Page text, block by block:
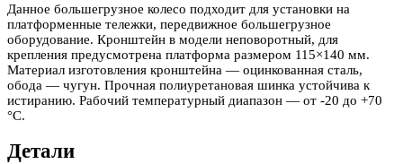
Данное большегрузное колесо подходит для установки на
платформенные тележки, передвижное большегрузное
оборудование. Кронштейн в модели неповоротный, для
крепления предусмотрена платформа размером 115×140 мм.
Материал изготовления кронштейна — оцинкованная сталь,
обода — чугун. Прочная полиуретановая шинка устойчива к
истиранию. Рабочий температурный диапазон — от -20 до +70
°С.
Детали